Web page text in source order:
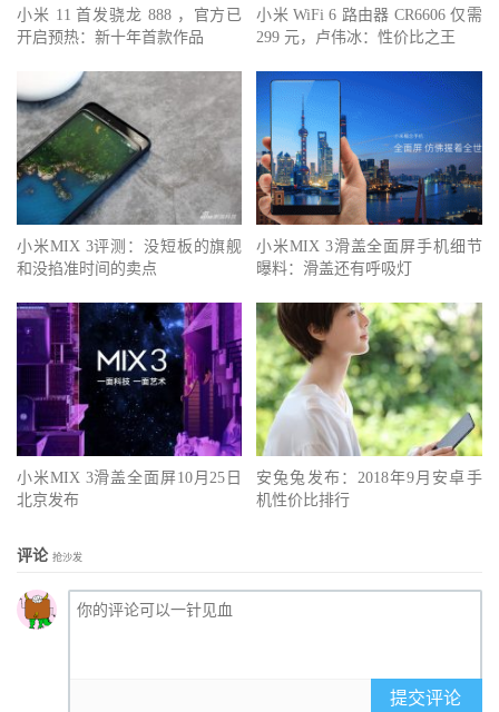
小米 11 首发骁龙 888 ，官方已
开启预热：新十年首款作品
小米 WiFi 6 路由器 CR6606 仅需
299 元，卢伟冰：性价比之王
小米MIX 3评测：没短板的旗舰
和没掐准时间的卖点
小米MIX 3滑盖全面屏手机细节
曝料：滑盖还有呼吸灯
小米MIX 3滑盖全面屏10月25日
北京发布
安兔兔发布：2018年9月安卓手
机性价比排行
评论 抢沙发
提交评论